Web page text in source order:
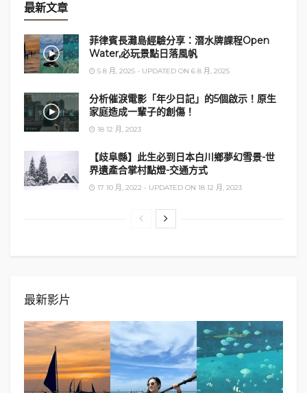
上下九步行街
特色騎樓街是上下九的標誌，亦是廣州聞名的旅遊打
卡點，老字號食店、傳統零食手信店的集中地。
但據聞點都德、陶陶居、廣州酒家這幾家老茶樓，上
下九的分店出品都非常一般。不過也不難理解，上下
九這一帶人流最旺，中午時段動輒要排一小時以上才
能入座，根本不愁沒生意。
永慶坊
位於恩寧路，於2016年才剛落成，是市政府將
西關一些古老大屋，重建活化而成的一個文創旅遊
最新文章
菲律賓長灘島經驗分享：潛水牌課程Open
Water,必玩景點日落風帆
5 8 月, 2025 - UPDATED ON 6 8 月, 2025
分析催淚電影「年少日記」的5個啟示！原生
家庭造成一輩子的創傷！
18 12 月, 2023
【歧阜縣】此生必到日本白川鄉夢幻雪景-世
界遺產合掌村點燈-交通方式
17 10 月, 2022 - UPDATED ON 18 12 月, 2023
最新影片